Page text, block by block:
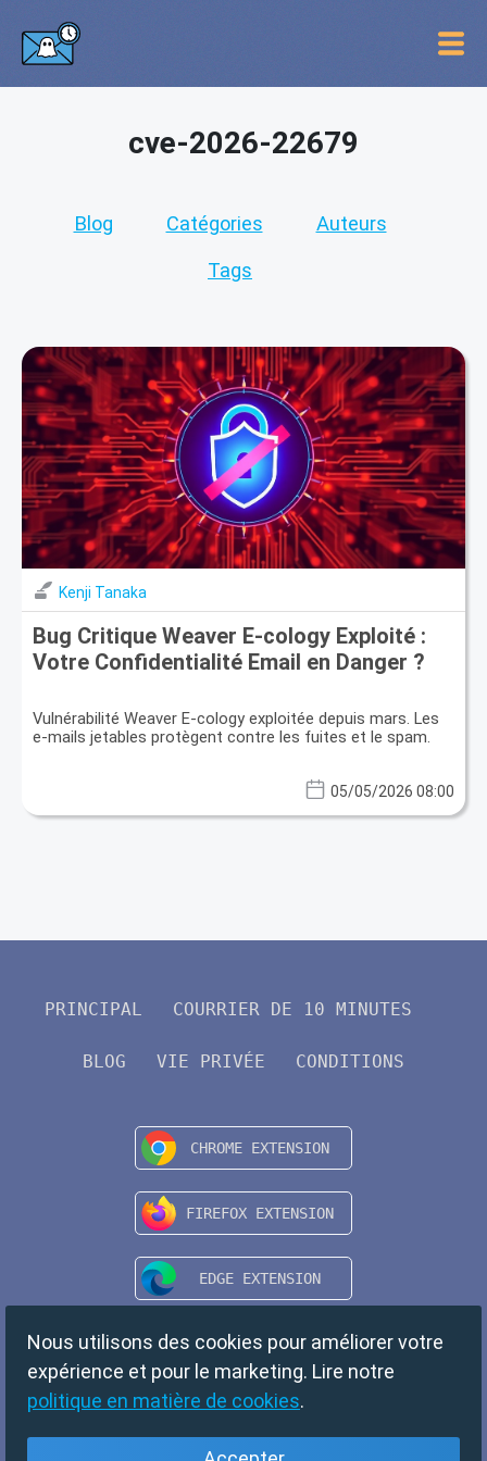
cve-2026-22679
Blog Catégories Auteurs
Tags
Kenji Tanaka
Bug Critique Weaver E-cology Exploité :
Votre Confidentialité Email en Danger ?
Vulnérabilité Weaver E-cology exploitée depuis mars. Les
e-mails jetables protègent contre les fuites et le spam.
05/05/2026 08:00
PRINCIPAL COURRIER DE 10 MINUTES
BLOG VIE PRIVÉE CONDITIONS
Nous utilisons des cookies pour améliorer votre
expérience et pour le marketing. Lire notre
politique en matière de cookies.